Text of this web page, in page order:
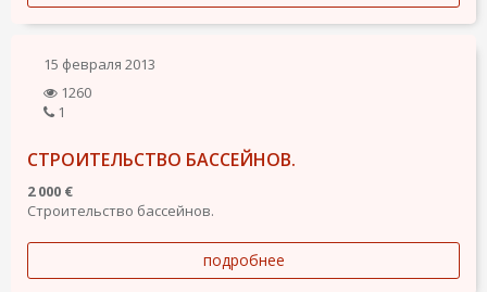
15 февраля 2013
1260
1
СТРОИТЕЛЬСТВО БАССЕЙНОВ.
2 000 €
Строительство бассейнов.
подробнее